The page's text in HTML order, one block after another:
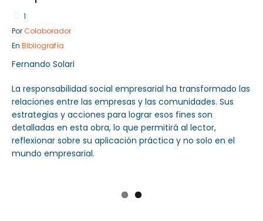
1
Por Colaborador
En Bibliografía
Fernando Solari
La responsabilidad social empresarial ha transformado las
relaciones entre las empresas y las comunidades. Sus
estrategias y acciones para lograr esos fines son
detalladas en esta obra, lo que permitirá al lector,
reflexionar sobre su aplicación práctica y no solo en el
mundo empresarial.